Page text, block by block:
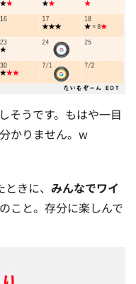
そうです。もはや一目
かりません。w
きに、 みんなでワイ
こと。存分に楽しんで